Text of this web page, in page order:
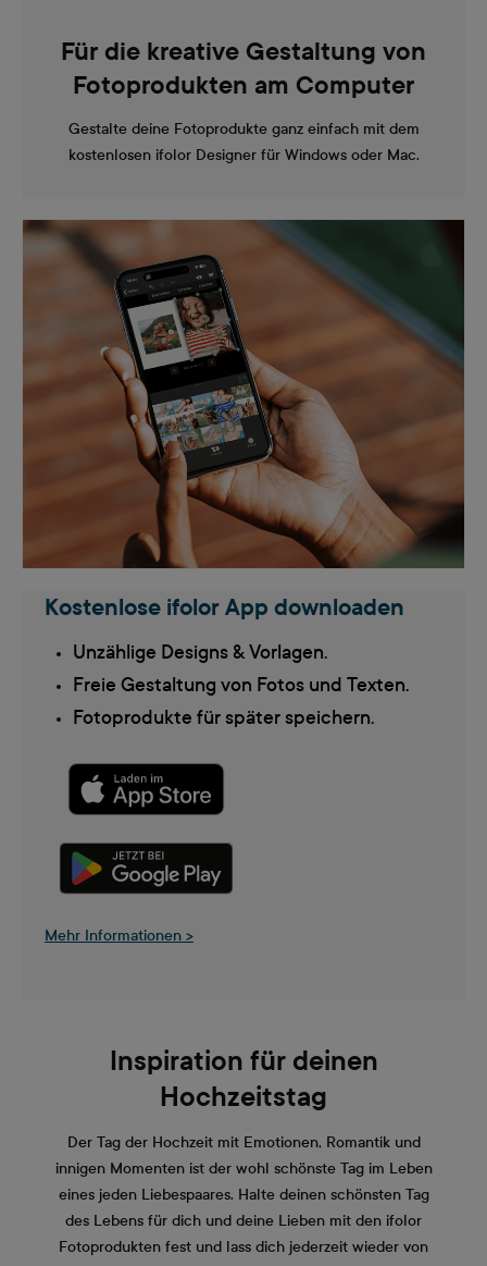
Für die kreative Gestaltung von
Fotoprodukten am Computer
Gestalte deine Fotoprodukte ganz einfach mit dem
kostenlosen ifolor Designer für Windows oder Mac.
Kostenlose ifolor App downloaden
Unzählige Designs & Vorlagen.
Freie Gestaltung von Fotos und Texten.
Fotoprodukte für später speichern.
Mehr Informationen >
Inspiration für deinen
Hochzeitstag
Der Tag der Hochzeit mit Emotionen, Romantik und
innigen Momenten ist der wohl schönste Tag im Leben
eines jeden Liebespaares. Halte deinen schönsten Tag
des Lebens für dich und deine Lieben mit den ifolor
Fotoprodukten fest und lass dich jederzeit wieder von